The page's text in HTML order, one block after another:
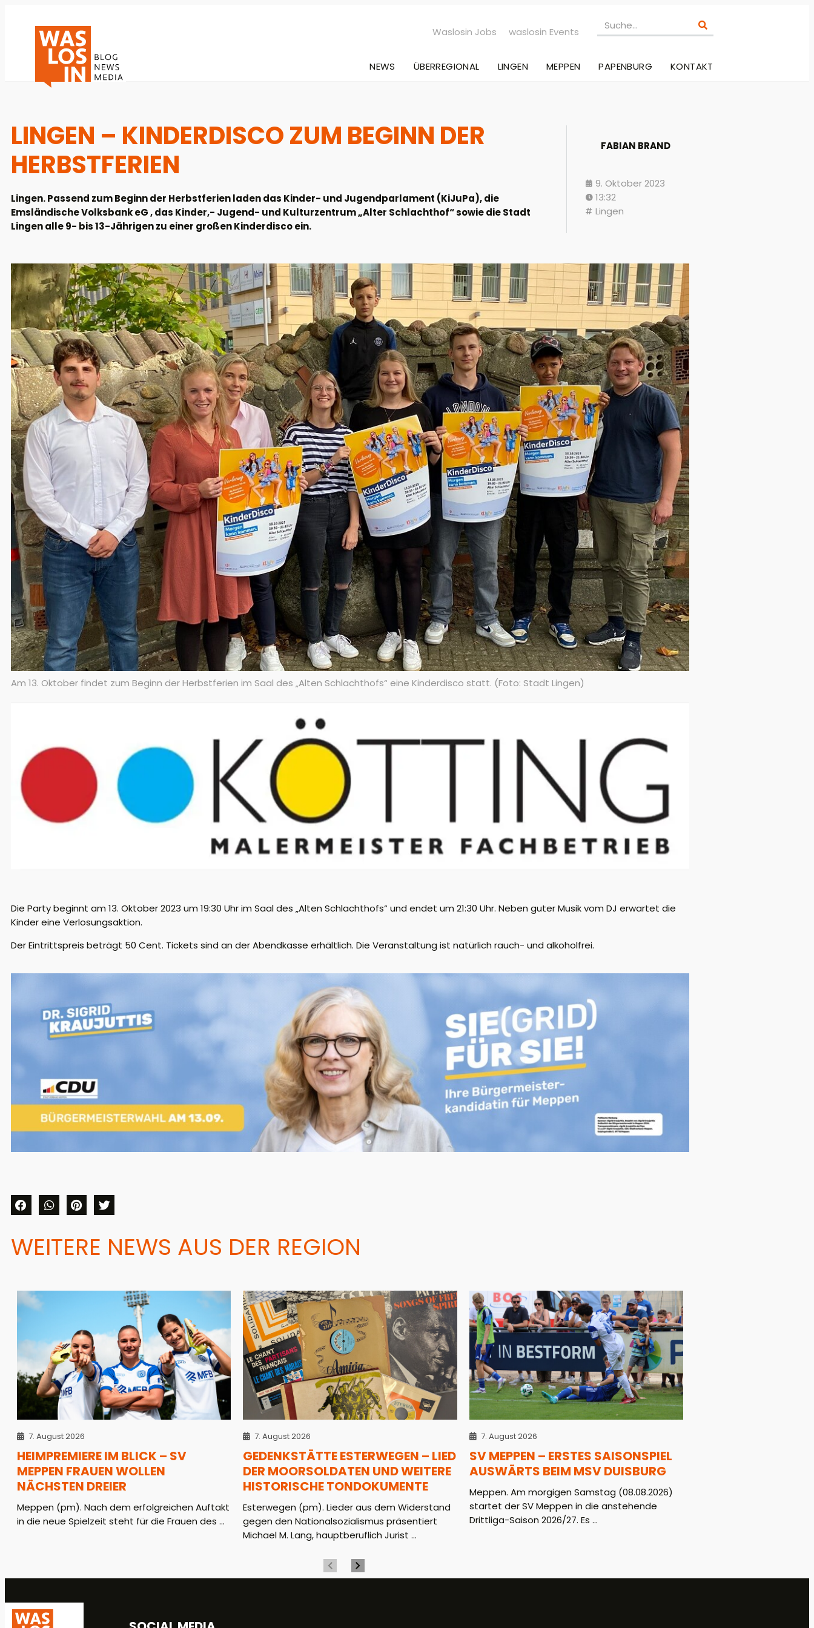
Waslosin Jobs waslosin Events
NEWS ÜBERREGIONAL LINGEN MEPPEN PAPENBURG KONTAKT
LINGEN – KINDERDISCO ZUM BEGINN DER
HERBSTFERIEN
Lingen. Passend zum Beginn der Herbstferien laden das Kinder- und Jugendparlament (KiJuPa), die
Emsländische Volksbank eG , das Kinder,- Jugend- und Kulturzentrum „Alter Schlachthof“ sowie die Stadt
Lingen alle 9- bis 13-Jährigen zu einer großen Kinderdisco ein.
FABIAN BRAND
9. Oktober 2023
13:32
Lingen
Am 13. Oktober findet zum Beginn der Herbstferien im Saal des „Alten Schlachthofs“ eine Kinderdisco statt. (Foto: Stadt Lingen)
Die Party beginnt am 13. Oktober 2023 um 19:30 Uhr im Saal des „Alten Schlachthofs“ und endet um 21:30 Uhr. Neben guter Musik vom DJ erwartet die
Kinder eine Verlosungsaktion.
Der Eintrittspreis beträgt 50 Cent. Tickets sind an der Abendkasse erhältlich. Die Veranstaltung ist natürlich rauch- und alkoholfrei.
WEITERE NEWS AUS DER REGION
7. August 2026
HEIMPREMIERE IM BLICK – SV
MEPPEN FRAUEN WOLLEN
NÄCHSTEN DREIER
Meppen (pm). Nach dem erfolgreichen Auftakt
in die neue Spielzeit steht für die Frauen des ...
7. August 2026
GEDENKSTÄTTE ESTERWEGEN – LIED
DER MOORSOLDATEN UND WEITERE
HISTORISCHE TONDOKUMENTE
Esterwegen (pm). Lieder aus dem Widerstand
gegen den Nationalsozialismus präsentiert
Michael M. Lang, hauptberuflich Jurist ...
7. August 2026
SV MEPPEN – ERSTES SAISONSPIEL
AUSWÄRTS BEIM MSV DUISBURG
Meppen. Am morgigen Samstag (08.08.2026)
startet der SV Meppen in die anstehende
Drittliga-Saison 2026/27. Es ...